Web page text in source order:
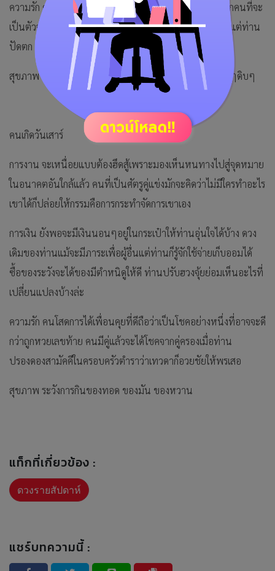
ความรัก คนโสดเห็นท่านคุยเก่งคุยสนุกได้กับทุกคนแต่ก็เลือกคนที่จะ
เป็นตัวจริงอยู่นะ จะมีคนที่เขามีตำหนิมาก่อนอยากคุยด้วยแต่ท่าน
ปัดตก คนมีคู่แล้วถ้าให้เขาขับรถให้ระวังเถียงกันตลอดทาง
สุขภาพ ระวังเรื่องการติดเชื้อทางเดินอาหารระวังกินของสุกๆดิบๆ
คนเกิดวันเสาร์
การงาน จะเหนื่อยแบบต้องฮึดสู้เพราะมองเห็นหนทางไปสู่จุดหมาย
ในอนาคตอันใกล้แล้ว คนที่เป็นศัตรูคู่แข่งมักจะคิดว่าไม่มีใครทำอะไร
เขาได้ก็ปล่อยให้กรรมคือการกระทำจัดการเขาเอง
การเงิน ยังพอจะมีเงินนอนๆอยู่ในกระเป๋าให้ท่านอุ่นใจได้บ้าง ดวง
เดิมของท่านแม้จะมีภาระเพื่อผู้อื่นแต่ท่านก็รู้จักใช้จ่ายเก็บออมได้
ซื้อของระวังจะได้ของมีตำหนิดูให้ดี ท่านปรับฮวงจุ้ยย่อมเห็นอะไรที่
เปลี่ยนแปลงบ้างล่ะ
ความรัก คนโสดการได้เพื่อนคุยที่ดีถือว่าเป็นโชคอย่างหนึ่งที่อาจจะดี
กว่าถูกหวยเลขท้าย คนมีคู่แล้วจะได้โชคจากคู่ครองเมื่อท่าน
ปรองดองสามัคคีในครอบครัวตำราว่าเทวดาก็อวยชัยให้พรเสอ
สุขภาพ ระวังการกินของทอด ของมัน ของหวาน
แท็กที่เกี่ยวข้อง :
ดวงรายสัปดาห์
แชร์บทความนี้ :